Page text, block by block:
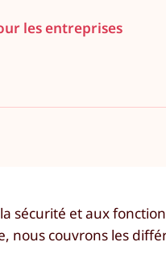
les entreprises
sécurité et aux
nous couvrons les